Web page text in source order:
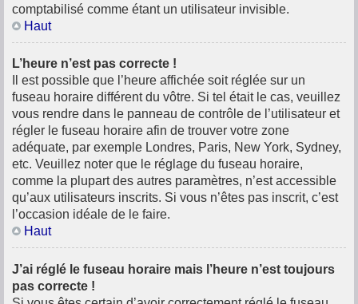
comptabilisé comme étant un utilisateur invisible.
Haut
L’heure n’est pas correcte !
Il est possible que l’heure affichée soit réglée sur un
fuseau horaire différent du vôtre. Si tel était le cas, veuillez
vous rendre dans le panneau de contrôle de l’utilisateur et
régler le fuseau horaire afin de trouver votre zone
adéquate, par exemple Londres, Paris, New York, Sydney,
etc. Veuillez noter que le réglage du fuseau horaire,
comme la plupart des autres paramètres, n’est accessible
qu’aux utilisateurs inscrits. Si vous n’êtes pas inscrit, c’est
l’occasion idéale de le faire.
Haut
J’ai réglé le fuseau horaire mais l’heure n’est toujours
pas correcte !